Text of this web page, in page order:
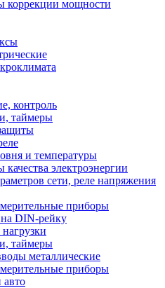
коррекции мощности
контроль
таймеры
и температуры
качества электроэнергии
сети, реле напряжения
приборы
DIN-рейку
таймеры
металлические
приборы
авто